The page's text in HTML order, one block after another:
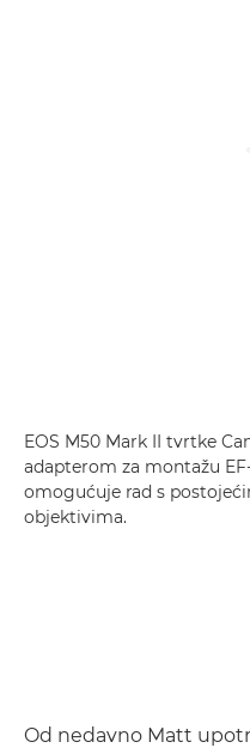
EOS M50 Mark II tvrtke
adapterom za montažu
omogućuje rad s
objektivima.
Od nedavno Matt